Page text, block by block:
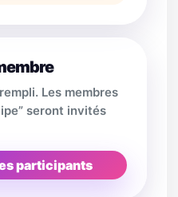
Les membres
seront invités
participants